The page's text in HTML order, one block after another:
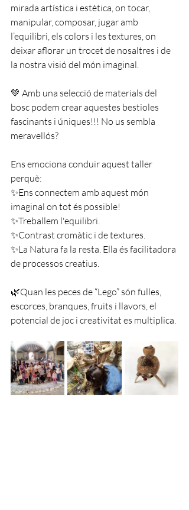
mirada artística i estètica, on tocar,
manipular, composar, jugar amb
l’equilibri, els colors i les textures, on
deixar aflorar un trocet de nosaltres i de
la nostra visió del món imaginal.
💚 Amb una selecció de materials del
bosc podem crear aquestes bestioles
fascinants i úniques!!! No us sembla
meravellós?
Ens emociona conduir aquest taller
perquè:
✨Ens connectem amb aquest món
imaginal on tot és possible!
✨Treballem l'equilibri.
✨Contrast cromàtic i de textures.
✨La Natura fa la resta. Ella és facilitadora
de processos creatius.
🌿Quan les peces de “Lego” són fulles,
escorces, branques, fruits i llavors, el
potencial de joc i creativitat es multiplica.